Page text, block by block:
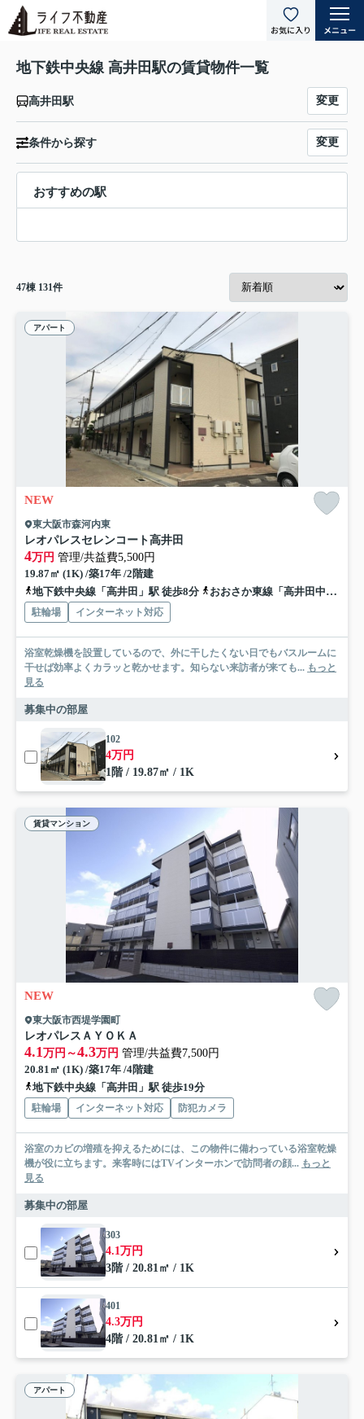
地下鉄中央線 高井田駅の賃貸物件一覧
高井田駅 変更
条件から探す 変更
おすすめの駅
47棟 131件
アパート
NEW
東大阪市森河内東
レオパレスセレンコート高井田
4万円 管理/共益費5,500円
19.87㎡ (1K) /築17年 /2階建
地下鉄中央線「高井田」駅 徒歩8分
おおさか東線「高井田中央」駅 徒歩8分
駐輪場 インターネット対応
浴室乾燥機を設置しているので、外に干したくない日でもバスルームに
干せば効率よくカラッと乾かせます。知らない来訪者が来ても... もっと
見る
募集中の部屋
102
4万円
1階 / 19.87㎡ / 1K
賃貸マンション
NEW
東大阪市西堤学園町
レオパレスＡＹＯＫＡ
4.1万円～4.3万円 管理/共益費7,500円
20.81㎡ (1K) /築17年 /4階建
地下鉄中央線「高井田」駅 徒歩19分
駐輪場 インターネット対応 防犯カメラ
浴室のカビの増殖を抑えるためには、この物件に備わっている浴室乾燥
機が役に立ちます。来客時にはTVインターホンで訪問者の顔... もっと
見る
募集中の部屋
303
4.1万円
3階 / 20.81㎡ / 1K
401
4.3万円
4階 / 20.81㎡ / 1K
アパート